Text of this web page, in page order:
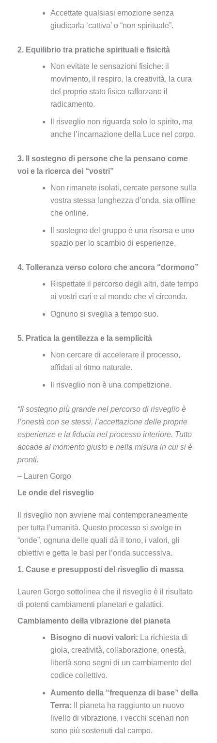
Accettate qualsiasi emozione senza
giudicarla ‘cattiva’ o “non spirituale”.
2. Equilibrio tra pratiche spirituali e fisicità
Non evitate le sensazioni fisiche: il
movimento, il respiro, la creatività, la cura
del proprio stato fisico rafforzano il
radicamento.
Il risveglio non riguarda solo lo spirito, ma
anche l’incarnazione della Luce nel corpo.
3. Il sostegno di persone che la pensano come
voi e la ricerca dei “vostri”
Non rimanete isolati, cercate persone sulla
vostra stessa lunghezza d’onda, sia offline
che online.
Il sostegno del gruppo è una risorsa e uno
spazio per lo scambio di esperienze.
4. Tolleranza verso coloro che ancora “dormono”
Rispettate il percorso degli altri, date tempo
ai vostri cari e al mondo che vi circonda.
Ognuno si sveglia a tempo suo.
5. Pratica la gentilezza e la semplicità
Non cercare di accelerare il processo,
affidati al ritmo naturale.
Il risveglio non è una competizione.
“Il sostegno più grande nel percorso di risveglio è
l’onestà con se stessi, l’accettazione delle proprie
esperienze e la fiducia nel processo interiore. Tutto
accade al momento giusto e nella misura in cui si è
pronti.
– Lauren Gorgo
Le onde del risveglio
Il risveglio non avviene mai contemporaneamente
per tutta l’umanità. Questo processo si svolge in
“onde”, ognuna delle quali dà il tono, i valori, gli
obiettivi e getta le basi per l’onda successiva.
1. Cause e presupposti del risveglio di massa
Lauren Gorgo sottolinea che il risveglio è il risultato
di potenti cambiamenti planetari e galattici.
Cambiamento della vibrazione del pianeta
Bisogno di nuovi valori: La richiesta di
gioia, creatività, collaborazione, onestà,
libertà sono segni di un cambiamento del
codice collettivo.
Aumento della “frequenza di base” della
Terra: Il pianeta ha raggiunto un nuovo
livello di vibrazione, i vecchi scenari non
sono più sostenuti dal campo.